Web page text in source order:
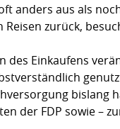
anders aus als
zurück,
des Einkaufens
bislang
der FDP sowie –